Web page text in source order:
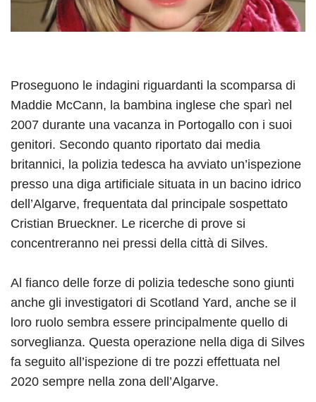
Proseguono le indagini riguardanti la scomparsa di
Maddie McCann, la bambina inglese che sparì nel
2007 durante una vacanza in Portogallo con i suoi
genitori. Secondo quanto riportato dai media
britannici, la polizia tedesca ha avviato un’ispezione
presso una diga artificiale situata in un bacino idrico
dell’Algarve, frequentata dal principale sospettato
Cristian Brueckner. Le ricerche di prove si
concentreranno nei pressi della città di Silves.
Al fianco delle forze di polizia tedesche sono giunti
anche gli investigatori di Scotland Yard, anche se il
loro ruolo sembra essere principalmente quello di
sorveglianza. Questa operazione nella diga di Silves
fa seguito all’ispezione di tre pozzi effettuata nel
2020 sempre nella zona dell’Algarve.